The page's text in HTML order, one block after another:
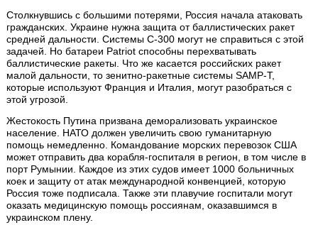
Столкнувшись с большими потерями, Россия начала атаковать
гражданских. Украине нужна защита от баллистических ракет
средней дальности. Системы С-300 могут не справиться с этой
задачей. Но батареи Patriot способны перехватывать
баллистические ракеты. Что же касается российских ракет
малой дальности, то зенитно-ракетные системы SAMP-T,
которые используют Франция и Италия, могут разобраться с
этой угрозой.
Жестокость Путина призвана деморализовать украинское
население. НАТО должен увеличить свою гуманитарную
помощь немедленно. Командование морских перевозок США
может отправить два корабля-госпиталя в регион, в том числе в
порт Румынии. Каждое из этих судов имеет 1000 больничных
коек и защиту от атак международной конвенцией, которую
Россия тоже подписала. Также эти плавучие госпитали могут
оказать медицинскую помощь россиянам, оказавшимся в
украинском плену.